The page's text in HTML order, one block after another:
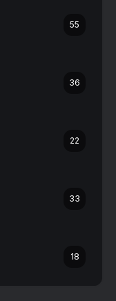
55
36
22
33
18